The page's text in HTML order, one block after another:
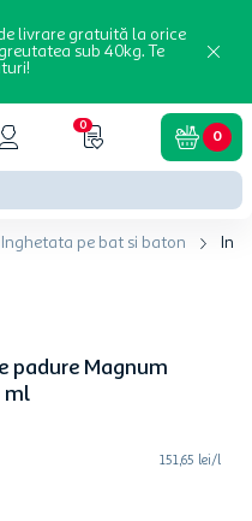
livrare gratuită la orice
sub 40kg. Te
0
0
Inghetata pe bat si baton
padure Magnum
ml
151,65 lei/l